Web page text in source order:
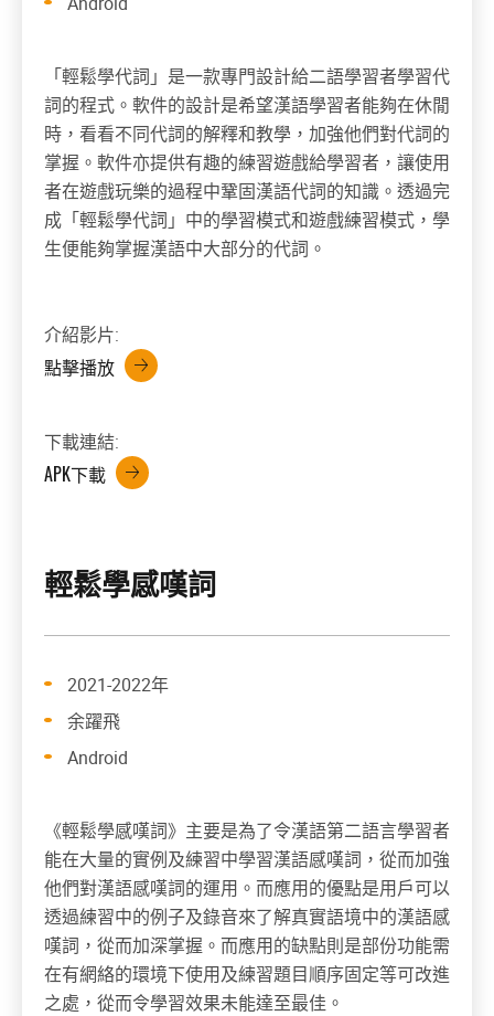
「輕鬆學代詞」是一款專門設計給二語學習者學習代
詞的程式。軟件的設計是希望漢語學習者能夠在休閒
時，看看不同代詞的解釋和教學，加強他們對代詞的
掌握。軟件亦提供有趣的練習遊戲給學習者，讓使用
者在遊戲玩樂的過程中鞏固漢語代詞的知識。透過完
成「輕鬆學代詞」中的學習模式和遊戲練習模式，學
生便能夠掌握漢語中大部分的代詞。
介紹影片:
點擊播放
下載連結:
APK下載
輕鬆學感嘆詞
2021-2022年
余躍飛
Android
《輕鬆學感嘆詞》主要是為了令漢語第二語言學習者
能在大量的實例及練習中學習漢語感嘆詞，從而加強
他們對漢語感嘆詞的運用。而應用的優點是用戶可以
透過練習中的例子及錄音來了解真實語境中的漢語感
嘆詞，從而加深掌握。而應用的缺點則是部份功能需
在有網絡的環境下使用及練習題目順序固定等可改進
之處，從而令學習效果未能達至最佳。